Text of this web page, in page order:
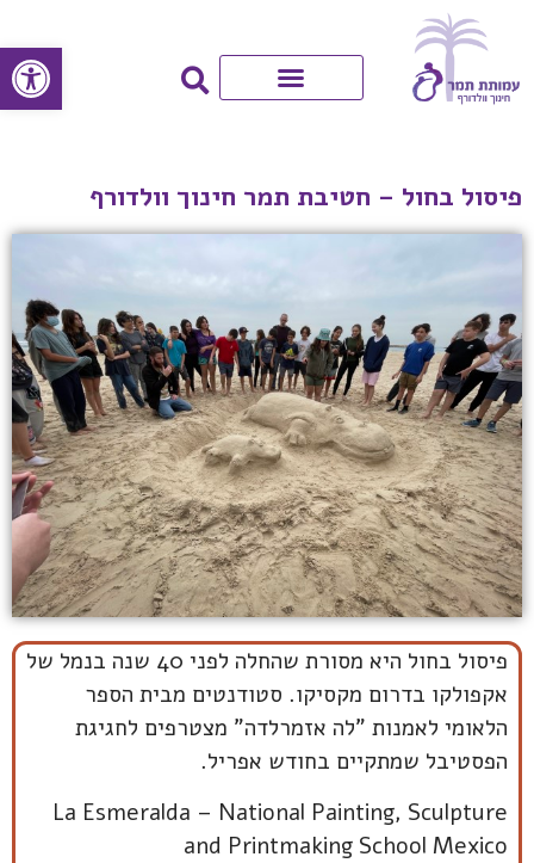
פתח
פיסול בחול – חטיבת תמר חינוך וולדורף
פיסול בחול היא מסורת שהחלה לפני 40 שנה בנמל של
אקפולקו בדרום מקסיקו. סטודנטים מבית הספר
הלאומי לאמנות "לה אזמרלדה" מצטרפים לחגיגת
הפסטיבל שמתקיים בחודש אפריל.
La Esmeralda – National Painting, Sculpture
and Printmaking School Mexico